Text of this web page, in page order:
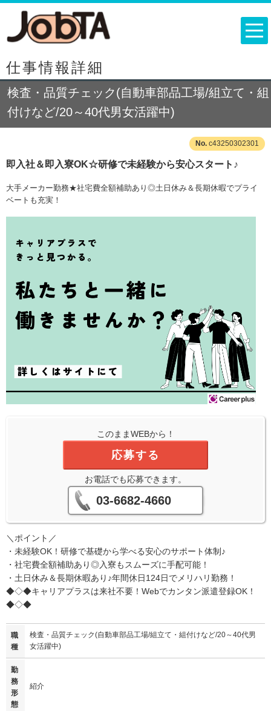
仕事情報詳細
検査・品質チェック(自動車部品工場/組立て・組
付けなど/20～40代男女活躍中)
c43250302301
即入社＆即入寮OK☆研修で未経験から安心スタート♪
大手メーカー勤務★社宅費全額補助あり◎土日休み＆長期休暇でプライ
ベートも充実！
このままWEBから！
応募する
お電話でも応募できます。
03-6682-4660
＼ポイント／
・未経験OK！研修で基礎から学べる安心のサポート体制♪
・社宅費全額補助あり◎入寮もスムーズに手配可能！
・土日休み＆長期休暇あり♪年間休日124日でメリハリ勤務！
◆◇◆キャリアプラスは来社不要！Webでカンタン派遣登録OK！
◆◇◆
職
種
検査・品質チェック(自動車部品工場/組立て・組付けなど/20～40代男
女活躍中)
勤
務
形
態
紹介